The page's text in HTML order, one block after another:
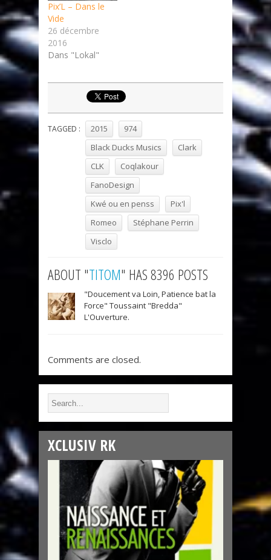
Pix’L – Dans le
Vide
26 décembre
2016
Dans "Lokal"
TAGGED : 2015
974
Black Ducks Musics
Clark
CLK
Coqlakour
FanoDesign
Kwé ou en penss
Pix'l
Romeo
Stéphane Perrin
Visclo
ABOUT "TITOM" HAS 8396 POSTS
"Doucement va Loin, Patience bat la
Force" Toussaint "Bredda"
L'Ouverture.
Comments are closed.
XCLUSIV RK